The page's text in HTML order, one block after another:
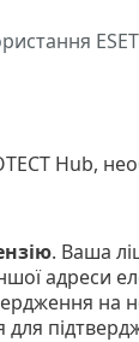
Hub,
. Ваша
адреси
на
для